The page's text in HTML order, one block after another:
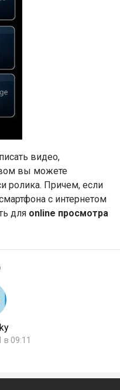
видео,
вы можете
ролика. Причем, если
с интернетом
для online просмотра
в 09:11